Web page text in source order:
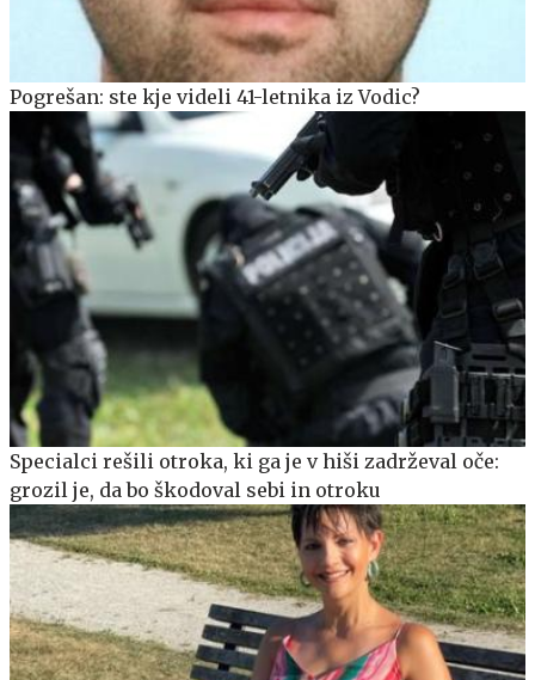
Pogrešan: ste kje videli 41-letnika iz Vodic?
Specialci rešili otroka, ki ga je v hiši zadrževal oče:
grozil je, da bo škodoval sebi in otroku